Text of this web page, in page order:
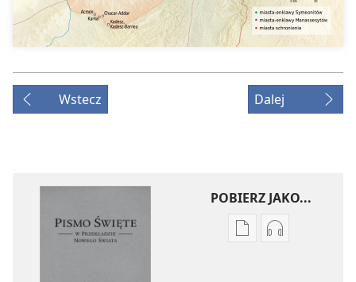
Wstecz Dalej
POBIERZ JAKO...
UstawieniaUstawienia